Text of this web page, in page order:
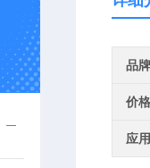
品牌
价
应